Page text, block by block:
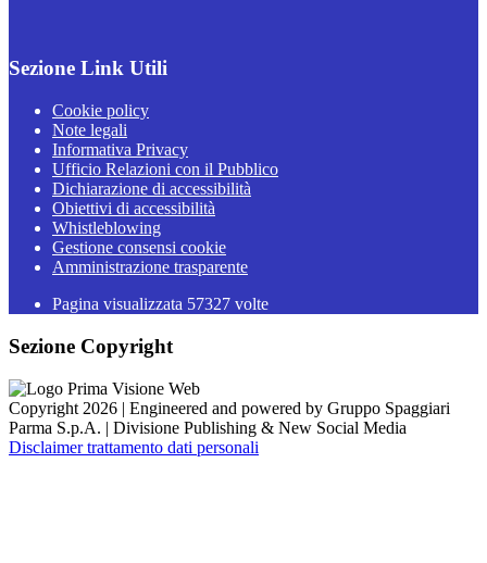
Sezione Link Utili
Cookie policy
Note legali
Informativa Privacy
Ufficio Relazioni con il Pubblico
Dichiarazione di accessibilità
Obiettivi di accessibilità
Whistleblowing
Gestione consensi cookie
Amministrazione trasparente
Pagina visualizzata 57327 volte
Sezione Copyright
Copyright 2026 | Engineered and powered by Gruppo Spaggiari
Parma S.p.A. | Divisione Publishing & New Social Media
Disclaimer trattamento dati personali